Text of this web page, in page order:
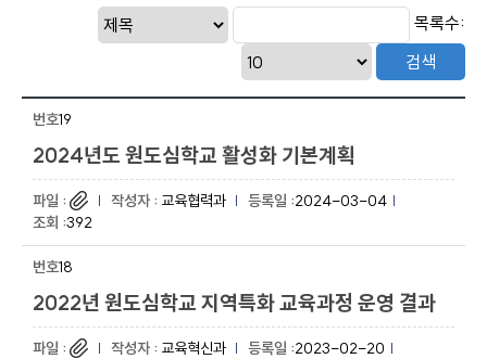
목록수:
19
2024년도 원도심학교 활성화 기본계획
교육협력과
2024-03-04
392
18
2022년 원도심학교 지역특화 교육과정 운영 결과
교육혁신과
2023-02-20